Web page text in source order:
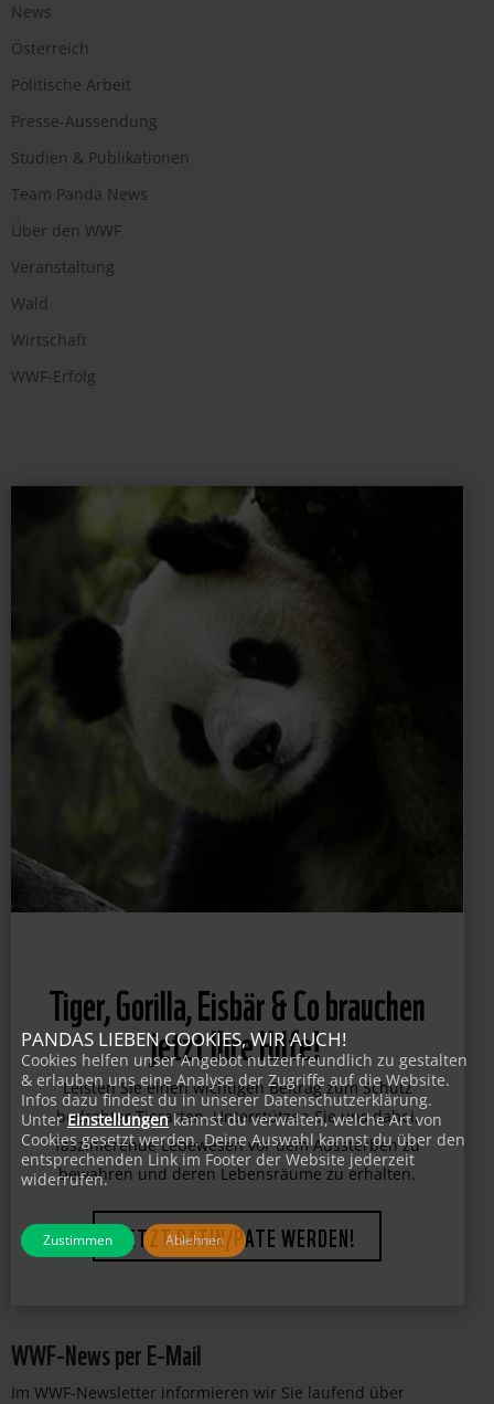
News
Österreich
Politische Arbeit
Presse-Aussendung
Studien & Publikationen
Team Panda News
Über den WWF
Veranstaltung
Wald
Wirtschaft
WWF-Erfolg
WWF-News per E-Mail
Im WWF-Newsletter informieren wir Sie laufend über
PANDAS LIEBEN COOKIES, WIR AUCH!
Cookies helfen unser Angebot nutzerfreundlich zu gestalten
& erlauben uns eine Analyse der Zugriffe auf die Website.
Infos dazu findest du in unserer Datenschutzerklärung.
UnterEinstellungen kannst du verwalten, welche Art von
Cookies gesetzt werden. Deine Auswahl kannst du über den
entsprechenden Link im Footer der Website jederzeit
widerrufen.
Zustimmen Ablehnen